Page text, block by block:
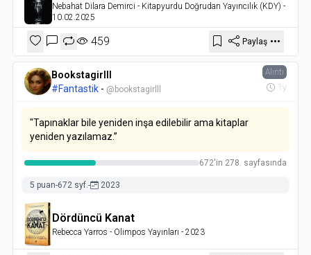
Nebahat Dilara Demirci - Kitapyurdu Doğrudan Yayıncılık (KDY) -
10.02.2025
459 Paylaş
Bookstagirlll
#Fantastik - @bookstagirlll
Alıntı
1y
"Tapınaklar bile yeniden inşa edilebilir ama kitaplar
yeniden yazılamaz.”
672'in 278. sayfasında
5 puan-672 syf.- 2023
Dördüncü Kanat
Rebecca Yarros - Olimpos Yayınları - 2023